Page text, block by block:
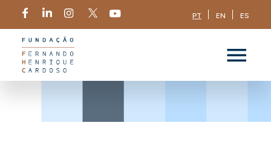
PT EN ES